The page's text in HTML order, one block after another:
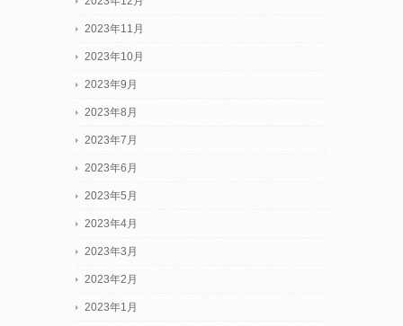
2023年11月
2023年10月
2023年9月
2023年8月
2023年7月
2023年6月
2023年5月
2023年4月
2023年3月
2023年2月
2023年1月